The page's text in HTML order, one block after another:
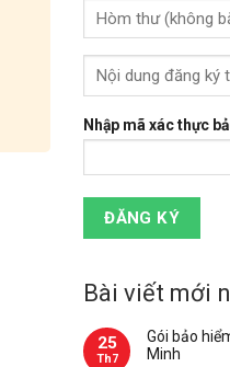
Nhập mã xác thực
Bài viết mới
25
Th7
Gói bảo
Minh